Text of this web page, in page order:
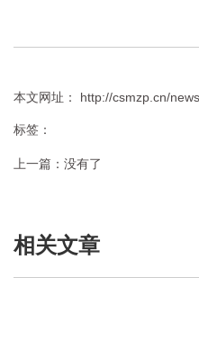
本文网址： http://csmzp.cn/
标签：
上一篇： 没有了
相关文章